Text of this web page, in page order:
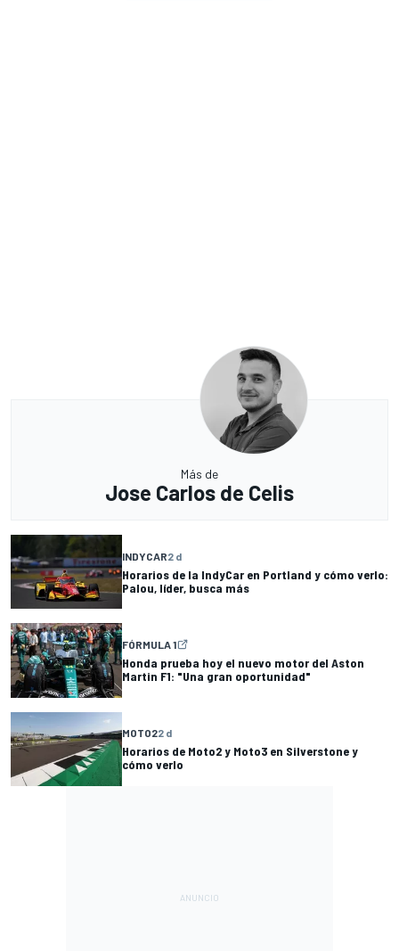
Más de
Jose Carlos de Celis
INDYCAR2 d
Horarios de la IndyCar en Portland y cómo verlo:
Palou, líder, busca más
FÓRMULA 1
Honda prueba hoy el nuevo motor del Aston
Martin F1: "Una gran oportunidad"
MOTO22 d
Horarios de Moto2 y Moto3 en Silverstone y
cómo verlo